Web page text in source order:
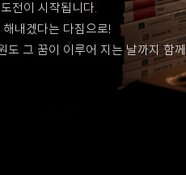
전이 시작됩니다.
내겠다는 다짐으로!
도 그 꿈이 이루어 지는 날까지 함